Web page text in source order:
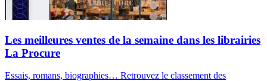
Les meilleures ventes de la semaine dans les librairies
La Procure
Essais, romans, biographies… Retrouvez le classement des